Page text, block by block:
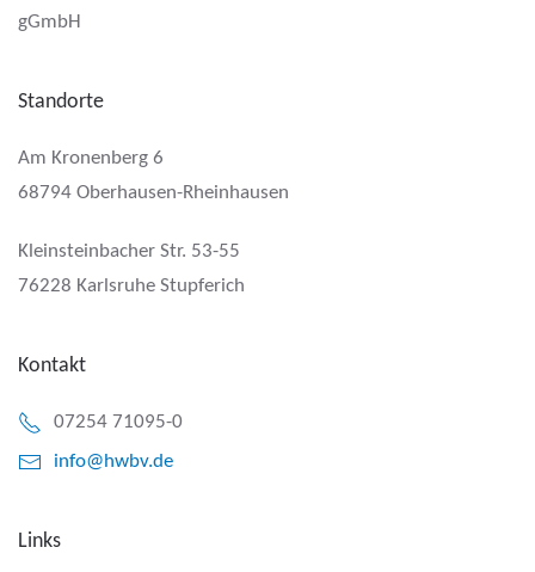
gGmbH
Standorte
Am Kronenberg 6
68794 Oberhausen-Rheinhausen
Kleinsteinbacher Str. 53-55
76228 Karlsruhe Stupferich
Kontakt
07254 71095-0
info@hwbv.de
Links